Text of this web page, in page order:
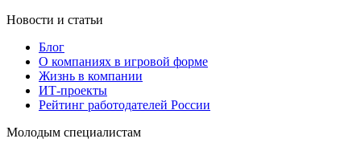
Новости и статьи
Блог
О компаниях в игровой форме
Жизнь в компании
ИТ-проекты
Рейтинг работодателей России
Молодым специалистам